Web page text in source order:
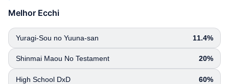
Melhor Ecchi
Yuragi-Sou no Yuuna-san 11.4%
Shinmai Maou No Testament 20%
High School DxD 60%